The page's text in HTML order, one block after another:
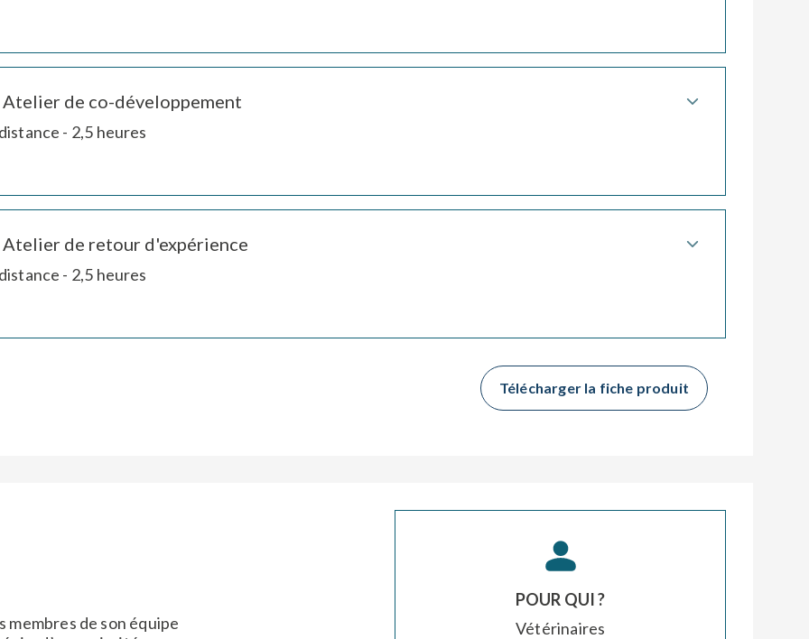
Atelier de co-développement
- 2,5 heures
Atelier de retour d'expérience
- 2,5 heures
Télécharger la fiche produit
membres de son équipe
POUR QUI ?
Vétérinaires